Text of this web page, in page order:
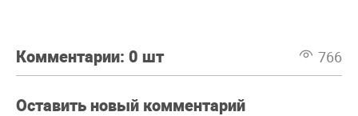
Комментарии: 0 шт 766
Оставить новый комментарий